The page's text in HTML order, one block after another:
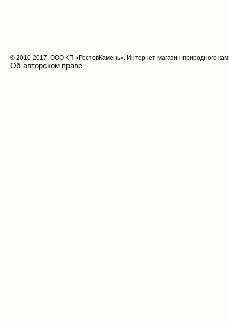
© 2010-2017, ООО КП «РостовКамень». Интернет-магазин природного
Об авторском праве